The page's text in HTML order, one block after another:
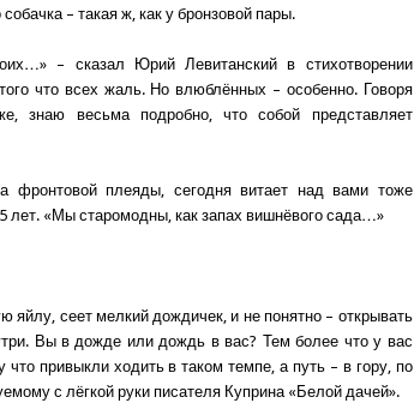
– такая ж, как у бронзовой пары.
– сказал Юрий Левитанский в стихотворении
что всех жаль. Но влюблённых – особенно. Говоря
знаю весьма подробно, что собой представляет
фронтовой плеяды, сегодня витает над вами тоже
лет. «Мы старомодны, как запах вишнёвого сада…»
яйлу, сеет мелкий дождичек, и не понятно – открывать
Вы в дожде или дождь в вас? Тем более что у вас
что привыкли ходить в таком темпе, а путь – в гору, по
с лёгкой руки писателя Куприна «Белой дачей».